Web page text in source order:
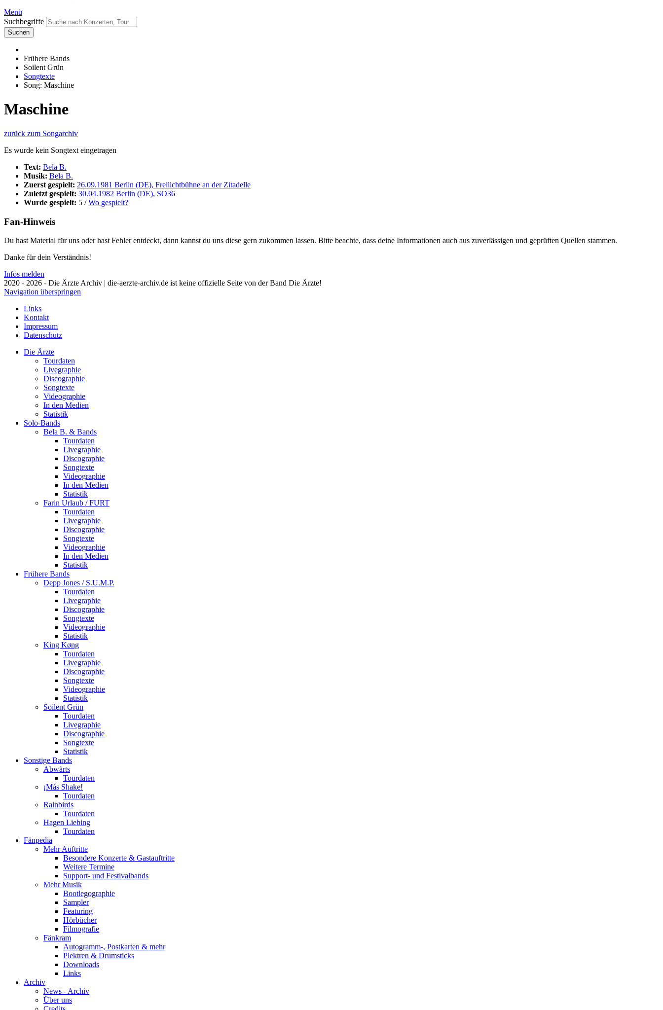
Menü
Suchbegriffe
Suchen
Frühere Bands
Soilent Grün
Songtexte
Song: Maschine
Maschine
zurück zum Songarchiv
Es wurde kein Songtext eingetragen
Text: Bela B.
Musik: Bela B.
Zuerst gespielt: 26.09.1981 Berlin (DE), Freilichtbühne an der Zitadelle
Zuletzt gespielt: 30.04.1982 Berlin (DE), SO36
Wurde gespielt: 5 /Wo gespielt?
Fan-Hinweis
Du hast Material für uns oder hast Fehler entdeckt, dann kannst du uns diese gern zukommen lassen. Bitte beachte, dass deine Informationen auch aus zuverlässigen und geprüften Quellen stammen.
Danke für dein Verständnis!
Infos melden
2020 - 2026 - Die Ärzte Archiv | die-aerzte-archiv.de ist keine offizielle Seite von der Band Die Ärzte!
Navigation überspringen
Links
Kontakt
Impressum
Datenschutz
Die Ärzte
Tourdaten
Livegraphie
Discographie
Songtexte
Videographie
In den Medien
Statistik
Solo-Bands
Bela B. & Bands
Tourdaten
Livegraphie
Discographie
Songtexte
Videographie
In den Medien
Statistik
Farin Urlaub / FURT
Tourdaten
Livegraphie
Discographie
Songtexte
Videographie
In den Medien
Statistik
Frühere Bands
Depp Jones / S.U.M.P.
Tourdaten
Livegraphie
Discographie
Songtexte
Videographie
Statistik
King Køng
Tourdaten
Livegraphie
Discographie
Songtexte
Videographie
Statistik
Soilent Grün
Tourdaten
Livegraphie
Discographie
Songtexte
Statistik
Sonstige Bands
Abwärts
Tourdaten
¡Más Shake!
Tourdaten
Rainbirds
Tourdaten
Hagen Liebing
Tourdaten
Fänpedia
Mehr Auftritte
Besondere Konzerte & Gastauftritte
Weitere Termine
Support- und Festivalbands
Mehr Musik
Bootlegographie
Sampler
Featuring
Hörbücher
Filmografie
Fänkram
Autogramm-, Postkarten & mehr
Plektren & Drumsticks
Downloads
Links
Archiv
News - Archiv
Über uns